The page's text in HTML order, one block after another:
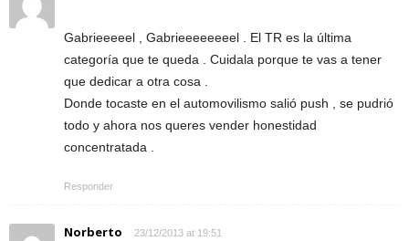
Gabrieeeeel , Gabrieeeeeeeel . El TR es la última
categoría que te queda . Cuidala porque te vas a tener
que dedicar a otra cosa .
Donde tocaste en el automovilismo salió push , se pudrió
todo y ahora nos queres vender honestidad
concentratada .
Responder
Norberto 23/12/2013 at 19:51